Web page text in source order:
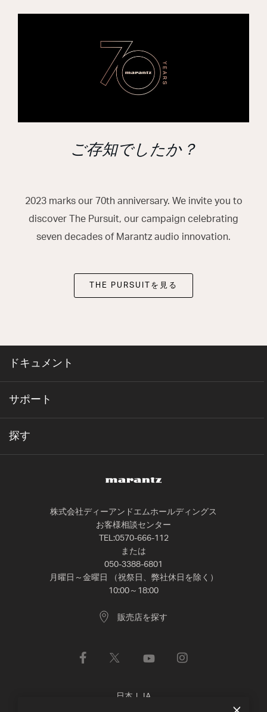
ご存知でしたか？
2023 marks our 70th anniversary. We invite you to
discover The Pursuit, our campaign celebrating
seven decades of Marantz audio innovation.
THE PURSUITを見る
株式会社ディーアンドエムホールディングス
お客様相談センター
TEL:0570-666-112
または
050-3388-6801
月曜日～金曜日 （祝祭日、弊社休日を除く）
10:00～18:00
販売店を探す
ドキュメント
サポート
探す
日本 | JA